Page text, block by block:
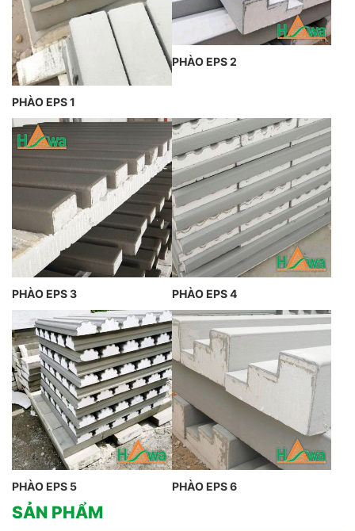
PHÀO EPS 1
PHÀO EPS 2
PHÀO EPS 3 PHÀO EPS 4
PHÀO EPS 5 PHÀO EPS 6
SẢN PHẨM